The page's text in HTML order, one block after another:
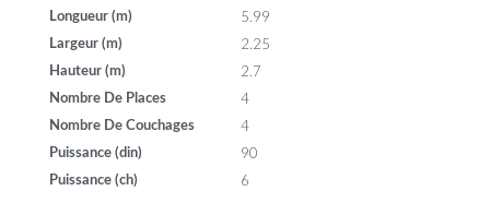
Longueur (m) 5.99
Largeur (m) 2.25
Hauteur (m) 2.7
Nombre De Places 4
Nombre De Couchages 4
Puissance (din) 90
Puissance (ch) 6